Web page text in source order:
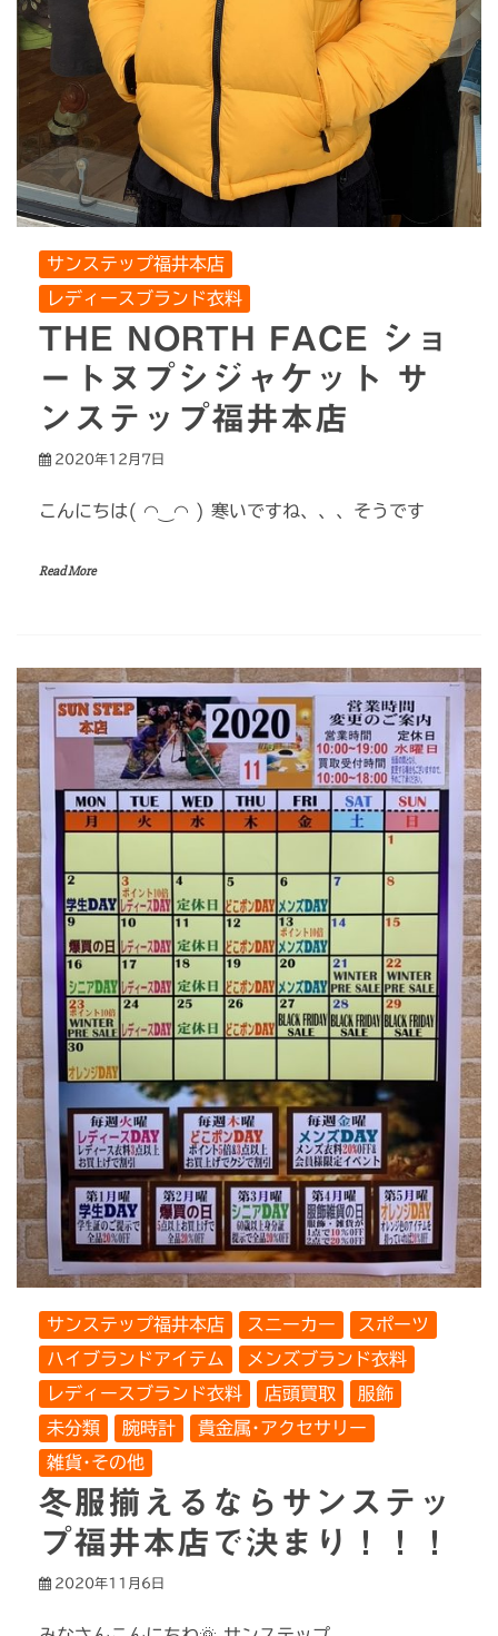
サンステップ福井本店
レディースブランド衣料
THE NORTH FACE ショ
ートヌプシジャケット サ
ンステップ福井本店
2020年12月7日
こんにちは( ◠‿◠ ) 寒いですね、、、そうです
Read More
サンステップ福井本店 スニーカー
スポーツ
ハイブランドアイテム
メンズブランド衣料
レディースブランド衣料
店頭買取
服飾
未分類
腕時計
貴金属･アクセサリー
雑貨･その他
冬服揃えるならサンステッ
プ福井本店で決まり！！！
2020年11月6日